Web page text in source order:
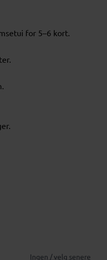
for 5–6 kort.
Ingen / velg senere